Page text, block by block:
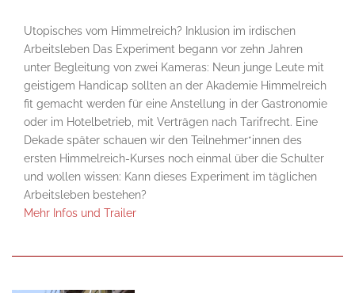
Utopisches vom Himmelreich? Inklusion im irdischen
Arbeitsleben Das Experiment begann vor zehn Jahren
unter Begleitung von zwei Kameras: Neun junge Leute mit
geistigem Handicap sollten an der Akademie Himmelreich
fit gemacht werden für eine Anstellung in der Gastronomie
oder im Hotelbetrieb, mit Verträgen nach Tarifrecht. Eine
Dekade später schauen wir den Teilnehmer*innen des
ersten Himmelreich-Kurses noch einmal über die Schulter
und wollen wissen: Kann dieses Experiment im täglichen
Arbeitsleben bestehen?
Mehr Infos und Trailer